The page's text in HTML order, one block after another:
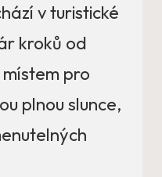
v turistické
kroků od
pro
plnou slunce,